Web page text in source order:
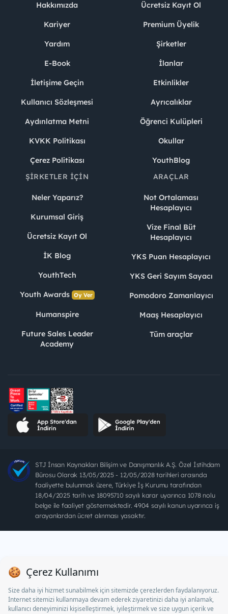
Hakkımızda
Kariyer
Yardım
E-Book
İletişime Geçin
Kullanıcı Sözleşmesi
Aydınlatma Metni
KVKK Politikası
Çerez Politikası
Ücretsiz Kayıt Ol
Premium Üyelik
Şirketler
İlanlar
Etkinlikler
Ayrıcalıklar
Öğrenci Kulüpleri
Okullar
YouthBlog
ŞIRKETLER İÇIN
Neler Yaparız?
Kurumsal Giriş
Ücretsiz Kayıt Ol
İK Blog
YouthTech
Youth Awards Oy Ver
Humanspire
Future Sales Leader
Academy
ARAÇLAR
Not Ortalaması
Hesaplayıcı
Vize Final Büt
Hesaplayıcı
YKS Puan Hesaplayıcı
YKS Geri Sayım Sayacı
Pomodoro Zamanlayıcı
Maaş Hesaplayıcı
Tüm araçlar
STJ İnsan Kaynakları Bilişim ve Danışmanlık A.Ş. Özel İstihdam
Bürosu Olarak 13/05/2025 - 12/05/2028 tarihleri arasında
faaliyette bulunmak üzere, Türkiye İş Kurumu tarafından
18/04/2025 tarih ve 18095710 sayılı karar uyarınca 1078 nolu
belge ile faaliyet göstermektedir. 4904 sayılı kanun uyarınca iş
arayanlardan ücret alınması yasaktır.